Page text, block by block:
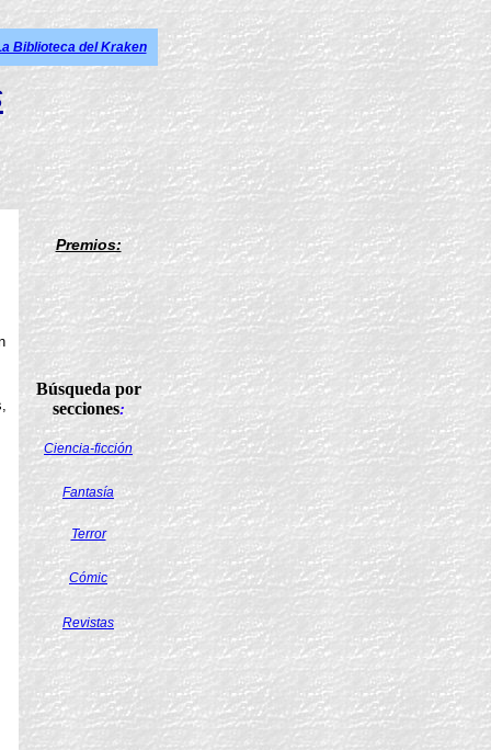
Biblioteca del Kraken
Premios:
Búsqueda por
secciones:
Ciencia-ficción
Fantasía
Terror
Cómic
Revistas